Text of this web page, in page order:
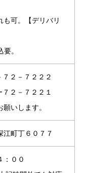
も可。【デリバリ
。
２－７２２２
２－７２２１
いします。
江町丁６０７７
：００